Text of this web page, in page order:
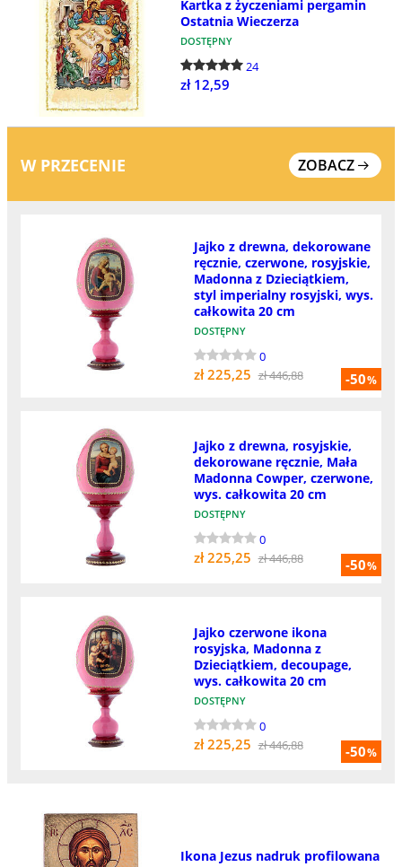
Kartka z życzeniami pergamin
Ostatnia Wieczerza
DOSTĘPNY
24
zł 12,59
W PRZECENIE ZOBACZ
-50%
Jajko z drewna, dekorowane
ręcznie, czerwone, rosyjskie,
Madonna z Dzieciątkiem,
styl imperialny rosyjski, wys.
całkowita 20 cm
DOSTĘPNY
0
zł 225,25 zł 446,88
-50%
Jajko z drewna, rosyjskie,
dekorowane ręcznie, Mała
Madonna Cowper, czerwone,
wys. całkowita 20 cm
DOSTĘPNY
0
zł 225,25 zł 446,88
-50%
Jajko czerwone ikona
rosyjska, Madonna z
Dzieciątkiem, decoupage,
wys. całkowita 20 cm
DOSTĘPNY
0
zł 225,25 zł 446,88
Ikona Jezus nadruk profilowana